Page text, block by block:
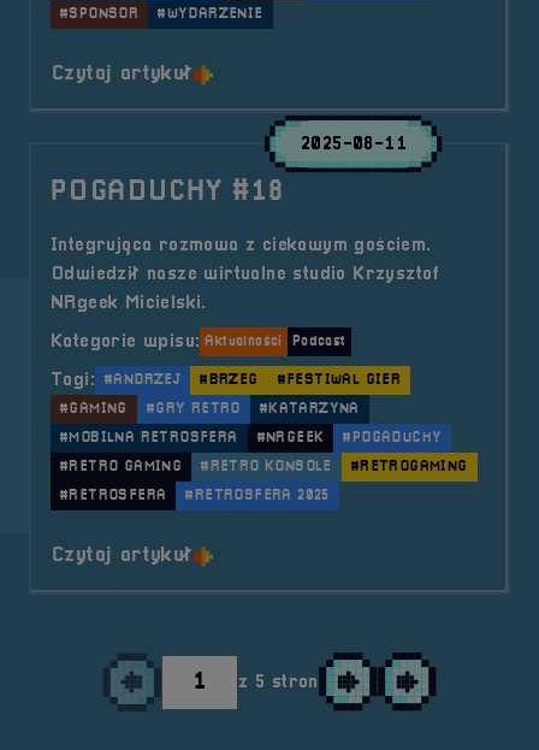
#SPONSOR
#WYDARZENIE
Czytaj artykuło tytule Sponsor &#8211; Retall
2025-08-11
POGADUCHY #18
Integrująca rozmowa z ciekawym gościem.
Odwiedził nasze wirtualne studio Krzysztof
NRgeek Micielski.
Kategorie wpisu: Aktualności Podcast
Tagi: #ANDRZEJ #BRZEG
#FESTIWAL GIER
#GAMING
#GRY RETRO
#KATARZYNA
#MOBILNA RETROSFERA
#NRGEEK
#POGADUCHY
#RETRO GAMING
#RETRO KONSOLE
#RETROGAMING
#RETROSFERA
#RETROSFERA 2025
Czytaj artykuło tytule POGADUCHY #18
z 5 stron